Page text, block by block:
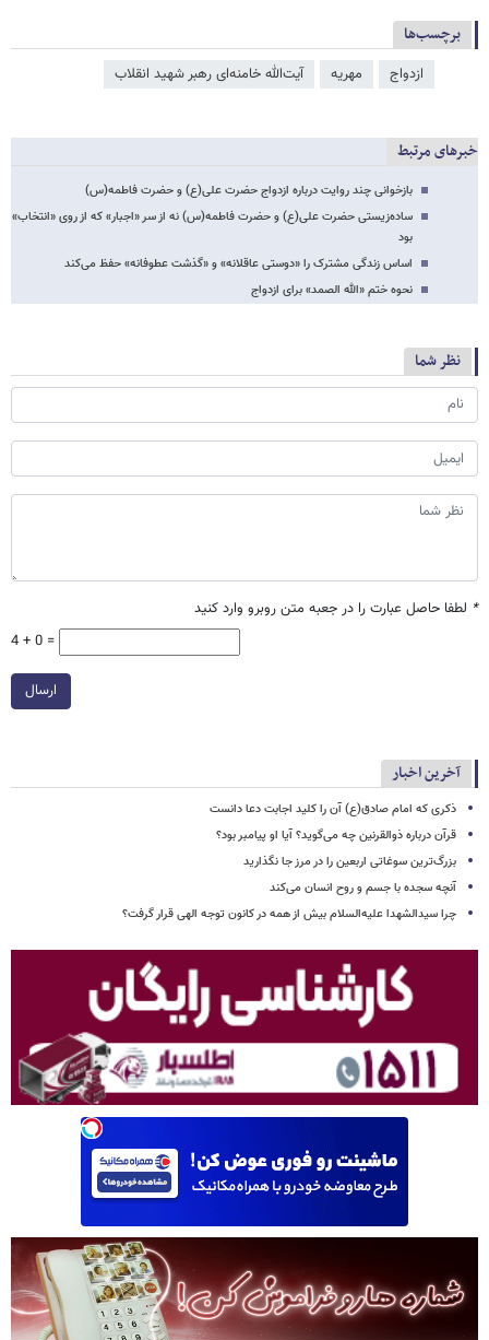
برچسب‌ها
ازدواج مهریه آیت‌الله خامنه‌ای رهبر شهید انقلاب
خبرهای مرتبط
بازخوانی چند روایت درباره ازدواج حضرت علی(ع) و حضرت فاطمه(س)
ساده‌زیستی حضرت علی(ع) و حضرت فاطمه(س) نه از سر «اجبار» که از روی «انتخاب»
بود
اساس زندگی مشترک را «دوستی عاقلانه» و «گذشت عطوفانه» حفظ می‌کند
نحوه ختم «الله الصمد» برای ازدواج
نظر شما
* لطفا حاصل عبارت را در جعبه متن روبرو وارد کنید
4 + 0 =
ارسال
آخرین اخبار
ذکری که امام صادق(ع) آن را کلید اجابت دعا دانست
قرآن درباره ذوالقرنین چه می‌گوید؟ آیا او پیامبر بود؟
بزرگ‌ترین سوغاتی اربعین را در مرز جا نگذارید
آنچه سجده با جسم و روح انسان می‌کند
چرا سیدالشهدا علیه‌السلام بیش از همه در کانون توجه الهی قرار گرفت؟